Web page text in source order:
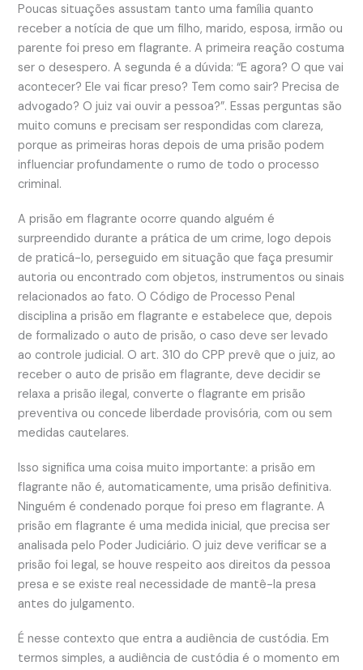
Poucas situações assustam tanto uma família quanto
receber a notícia de que um filho, marido, esposa, irmão ou
parente foi preso em flagrante. A primeira reação costuma
ser o desespero. A segunda é a dúvida: “E agora? O que vai
acontecer? Ele vai ficar preso? Tem como sair? Precisa de
advogado? O juiz vai ouvir a pessoa?”. Essas perguntas são
muito comuns e precisam ser respondidas com clareza,
porque as primeiras horas depois de uma prisão podem
influenciar profundamente o rumo de todo o processo
criminal.
A prisão em flagrante ocorre quando alguém é
surpreendido durante a prática de um crime, logo depois
de praticá-lo, perseguido em situação que faça presumir
autoria ou encontrado com objetos, instrumentos ou sinais
relacionados ao fato. O Código de Processo Penal
disciplina a prisão em flagrante e estabelece que, depois
de formalizado o auto de prisão, o caso deve ser levado
ao controle judicial. O art. 310 do CPP prevê que o juiz, ao
receber o auto de prisão em flagrante, deve decidir se
relaxa a prisão ilegal, converte o flagrante em prisão
preventiva ou concede liberdade provisória, com ou sem
medidas cautelares.
Isso significa uma coisa muito importante: a prisão em
flagrante não é, automaticamente, uma prisão definitiva.
Ninguém é condenado porque foi preso em flagrante. A
prisão em flagrante é uma medida inicial, que precisa ser
analisada pelo Poder Judiciário. O juiz deve verificar se a
prisão foi legal, se houve respeito aos direitos da pessoa
presa e se existe real necessidade de mantê-la presa
antes do julgamento.
É nesse contexto que entra a audiência de custódia. Em
termos simples, a audiência de custódia é o momento em